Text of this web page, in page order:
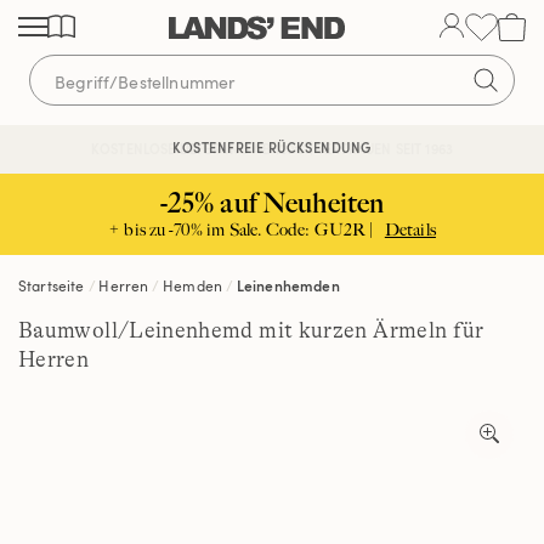
Direkt
zum
Inhalt
Direkt
zur
Navigation
Direkt
zur
Suche
KOSTENLOSE LIEFERUNG AB 120€ | VERTRAUEN SEIT 1963
KOSTENFREIE RÜCKSENDUNG
-25% auf Neuheiten
+ bis zu -70% im Sale. Code: GU2R | Details
Startseite Herren Hemden Leinenhemden
Baumwoll/Leinenhemd mit kurzen Ärmeln für
Herren